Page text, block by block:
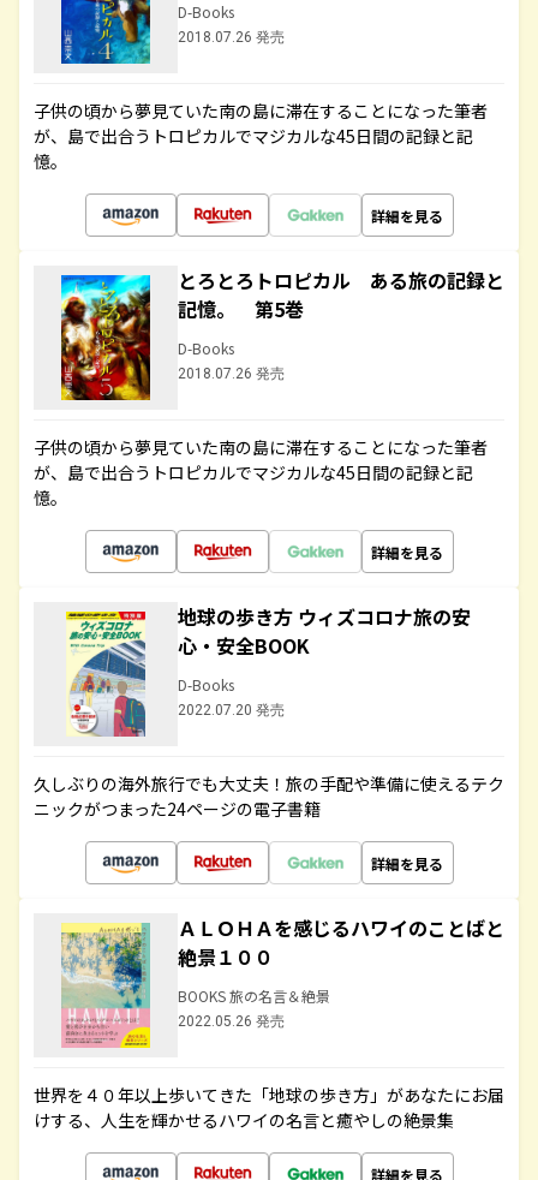
D-Books
2018.07.26 発売
子供の頃から夢見ていた南の島に滞在することになった筆者
が、島で出合うトロピカルでマジカルな45日間の記録と記
憶。
詳細を見る
とろとろトロピカル ある旅の記録と
記憶。 第5巻
D-Books
2018.07.26 発売
子供の頃から夢見ていた南の島に滞在することになった筆者
が、島で出合うトロピカルでマジカルな45日間の記録と記
憶。
詳細を見る
地球の歩き方 ウィズコロナ旅の安
心・安全BOOK
D-Books
2022.07.20 発売
久しぶりの海外旅行でも大丈夫！旅の手配や準備に使えるテク
ニックがつまった24ページの電子書籍
詳細を見る
ＡＬＯＨＡを感じるハワイのことばと
絶景１００
BOOKS 旅の名言＆絶景
2022.05.26 発売
世界を４０年以上歩いてきた「地球の歩き方」があなたにお届
けする、人生を輝かせるハワイの名言と癒やしの絶景集
詳細を見る